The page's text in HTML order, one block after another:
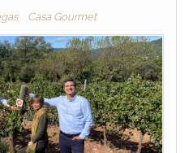
Casa Gourmet